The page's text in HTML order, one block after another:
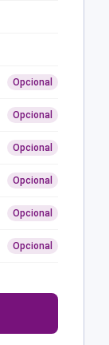
Opcional
Opcional
Opcional
Opcional
Opcional
Opcional